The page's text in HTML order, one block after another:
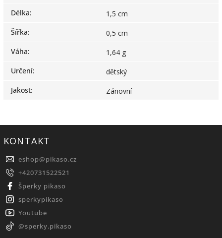
Délka:
1,5 cm
Šířka:
0,5 cm
Váha:
1,64 g
Určení:
dětský
Jakost: Zánovní
KONTAKT
eshop@pikaso.cz
+420731522521
Šperky pikaso
sperkypikaso
Youtube
@sperky.pikaso